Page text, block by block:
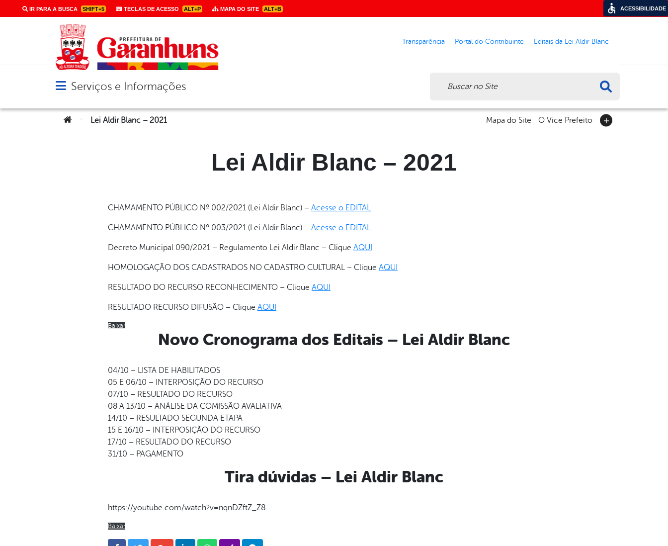
IR PARA A BUSCA SHIFT+5 TECLAS DE ACESSO ALT+P MAPA DO SITE ALT+B
Transparência Portal do Contribuinte Editais da Lei Aldir Blanc
Abrir menu principal de navegação
Serviços e Informações
Você está aqui:Lei Aldir Blanc – 2021 Mapa do Site O Vice Prefeito
Lei Aldir Blanc – 2021
CHAMAMENTO PÚBLICO Nº 002/2021 (Lei Aldir Blanc) – Acesse o EDITAL
CHAMAMENTO PÚBLICO Nº 003/2021 (Lei Aldir Blanc) – Acesse o EDITAL
Decreto Municipal 090/2021 – Regulamento Lei Aldir Blanc – Clique AQUI
HOMOLOGAÇÃO DOS CADASTRADOS NO CADASTRO CULTURAL – Clique AQUI
RESULTADO DO RECURSO RECONHECIMENTO – Clique AQUI
RESULTADO RECURSO DIFUSÃO – Clique AQUI
Baixar
Novo Cronograma dos Editais – Lei Aldir Blanc
04/10 – LISTA DE HABILITADOS
05 E 06/10 – INTERPOSIÇÃO DO RECURSO
07/10 – RESULTADO DO RECURSO
08 A 13/10 – ANÁLISE DA COMISSÃO AVALIATIVA
14/10 – RESULTADO SEGUNDA ETAPA
15 E 16/10 – INTERPOSIÇÃO DO RECURSO
17/10 – RESULTADO DO RECURSO
31/10 – PAGAMENTO
Tira dúvidas – Lei Aldir Blanc
https://youtube.com/watch?v=nqnDZftZ_Z8
Baixar
ACESSIBILIDADE